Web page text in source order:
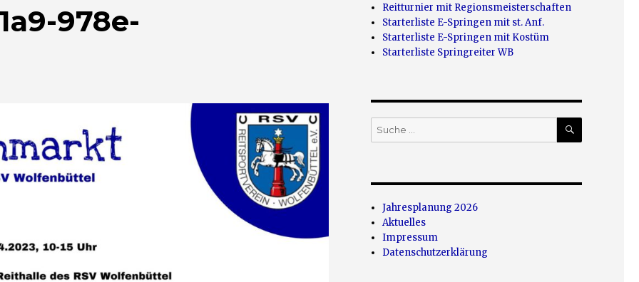
978e-
Reitturnier mit Regionsmeisterschaften
Starterliste E-Springen mit st. Anf.
Starterliste E-Springen mit Kostüm
Starterliste Springreiter WB
Suche
nach:
SUCHEN
Jahresplanung 2026
Aktuelles
Impressum
Datenschutzerklärung